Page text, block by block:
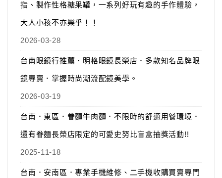
指、製作性格糖果罐，一系列好玩有趣的手作體驗，
大人小孩不亦樂乎！！
2026-03-28
台南眼鏡行推薦．明格眼鏡長榮店．多款知名品牌眼
鏡專賣．掌握時尚潮流配鏡美學。
2026-03-19
台南．東區．眷麵牛肉麵．不限時的舒適用餐環境．
還有眷麵長榮店限定的可愛史努比盲盒抽獎活動!!
2025-11-18
台南．安南區．專業手機維修、二手機收購買賣專門